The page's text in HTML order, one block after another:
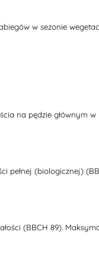
w sezonie
na pędzie głównym w
pełnej (biologicznej)
(BBCH 89).